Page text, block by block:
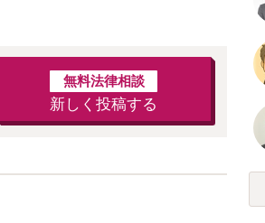
無料法律相談
新しく投稿する